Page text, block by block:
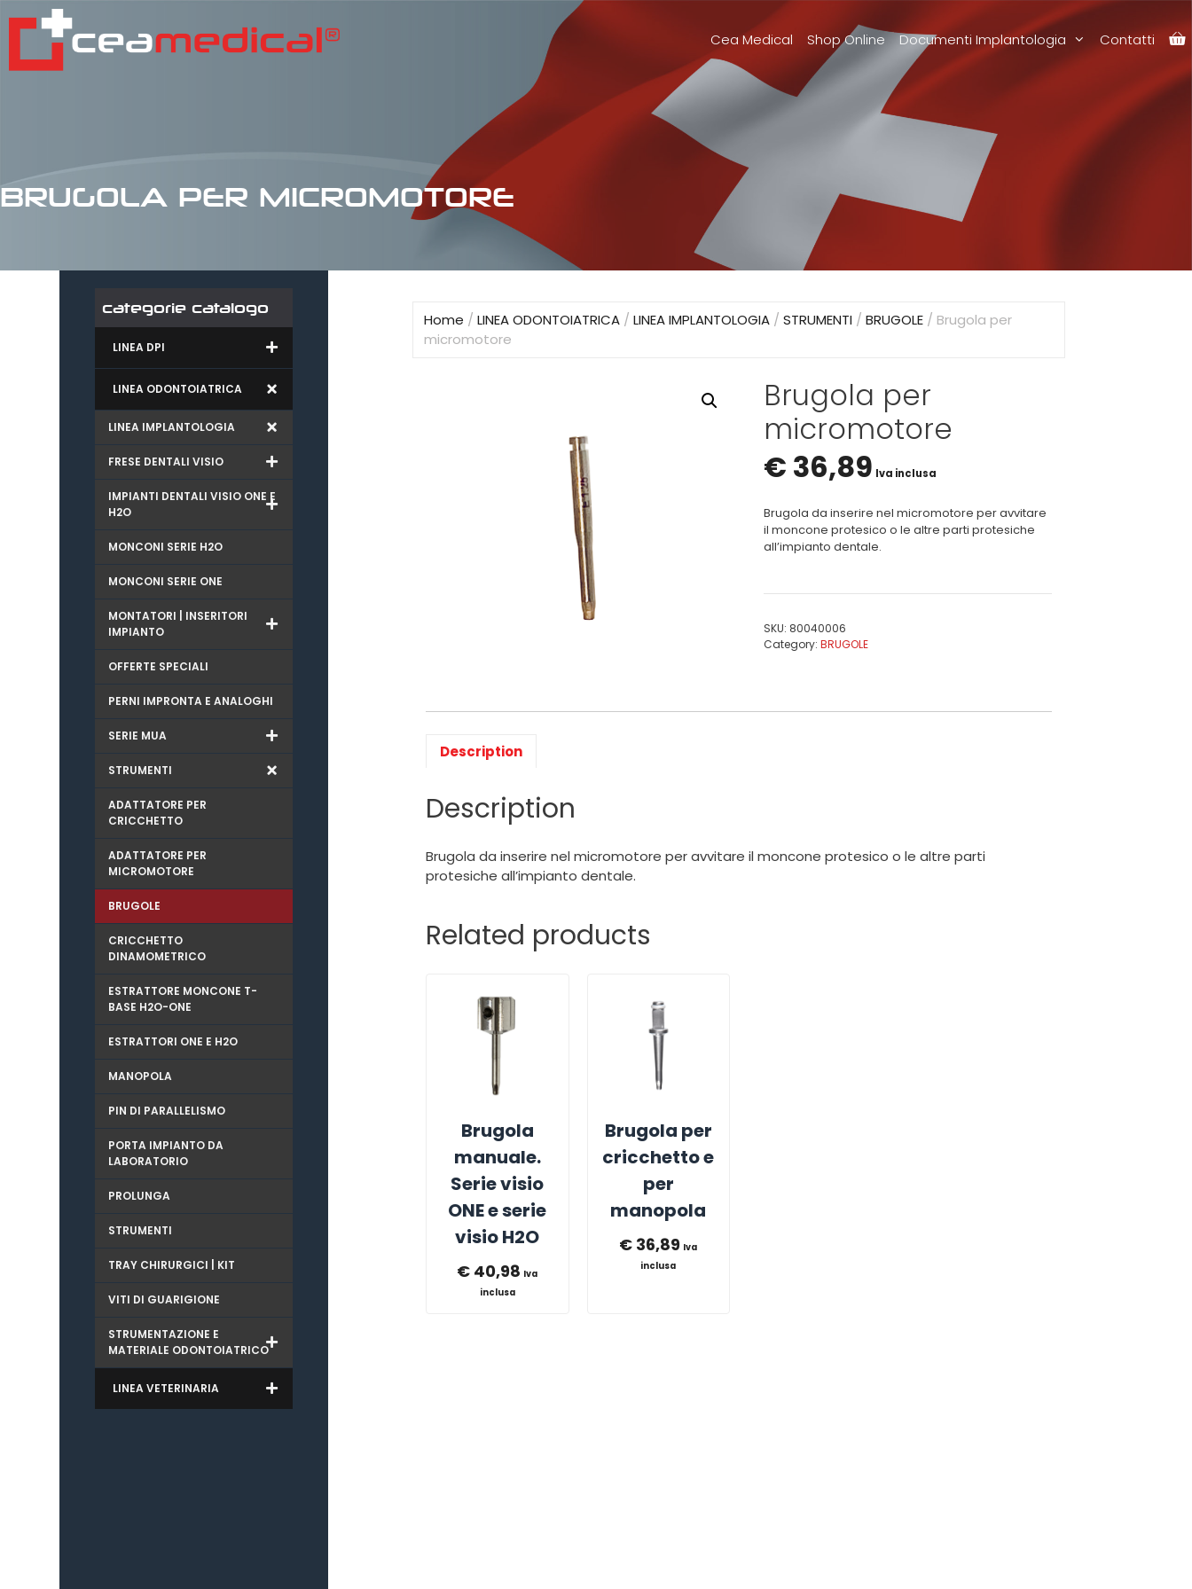
Cea Medical Shop Online Documenti Implantologia Contatti
BRUGOLA PER MICROMOTORE
Home /LINEA ODONTOIATRICA /LINEA IMPLANTOLOGIA /STRUMENTI /BRUGOLE / Brugola per
micromotore
Brugola per
micromotore
€ 36,89 Iva inclusa
Brugola da inserire nel micromotore per avvitare
il moncone protesico o le altre parti protesiche
all’impianto dentale.
SKU: 80040006
Category:BRUGOLE
Description
Description
Brugola da inserire nel micromotore per avvitare il moncone protesico o le altre parti
protesiche all’impianto dentale.
Related products
Brugola
manuale.
Serie visio
ONE e serie
visio H2O
€ 40,98 Iva
inclusa
Brugola per
cricchetto e
per
manopola
€ 36,89 Iva
inclusa
categorie catalogo
LINEA DPI
LINEA ODONTOIATRICA
LINEA IMPLANTOLOGIA
FRESE DENTALI VISIO
IMPIANTI DENTALI VISIO ONE E
H2O
MONCONI SERIE H2O
MONCONI SERIE ONE
MONTATORI | INSERITORI
IMPIANTO
OFFERTE SPECIALI
PERNI IMPRONTA E ANALOGHI
SERIE MUA
STRUMENTI
ADATTATORE PER
CRICCHETTO
ADATTATORE PER
MICROMOTORE
BRUGOLE
CRICCHETTO
DINAMOMETRICO
ESTRATTORE MONCONE T-
BASE H2O-ONE
ESTRATTORI ONE E H2O
MANOPOLA
PIN DI PARALLELISMO
PORTA IMPIANTO DA
LABORATORIO
PROLUNGA
STRUMENTI
TRAY CHIRURGICI | KIT
VITI DI GUARIGIONE
STRUMENTAZIONE E
MATERIALE ODONTOIATRICO
LINEA VETERINARIA